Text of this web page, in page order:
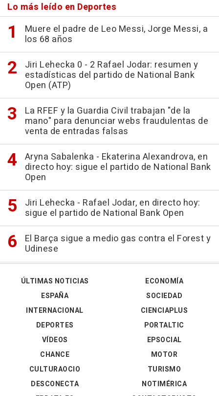
Lo más leído en Deportes
Muere el padre de Leo Messi, Jorge Messi, a
los 68 años
Jiri Lehecka 0 - 2 Rafael Jodar: resumen y
estadísticas del partido de National Bank
Open (ATP)
La RFEF y la Guardia Civil trabajan "de la
mano" para denunciar webs fraudulentas de
venta de entradas falsas
Aryna Sabalenka - Ekaterina Alexandrova, en
directo hoy: sigue el partido de National Bank
Open
Jiri Lehecka - Rafael Jodar, en directo hoy:
sigue el partido de National Bank Open
El Barça sigue a medio gas contra el Forest y
Udinese
ÚLTIMAS NOTICIAS
ESPAÑA
INTERNACIONAL
DEPORTES
VÍDEOS
ECONOMÍA
SOCIEDAD
CIENCIAPLUS
PORTALTIC
EPSOCIAL
CHANCE
CULTURAOCIO
DESCONECTA
MOTOR
TURISMO
NOTIMÉRICA